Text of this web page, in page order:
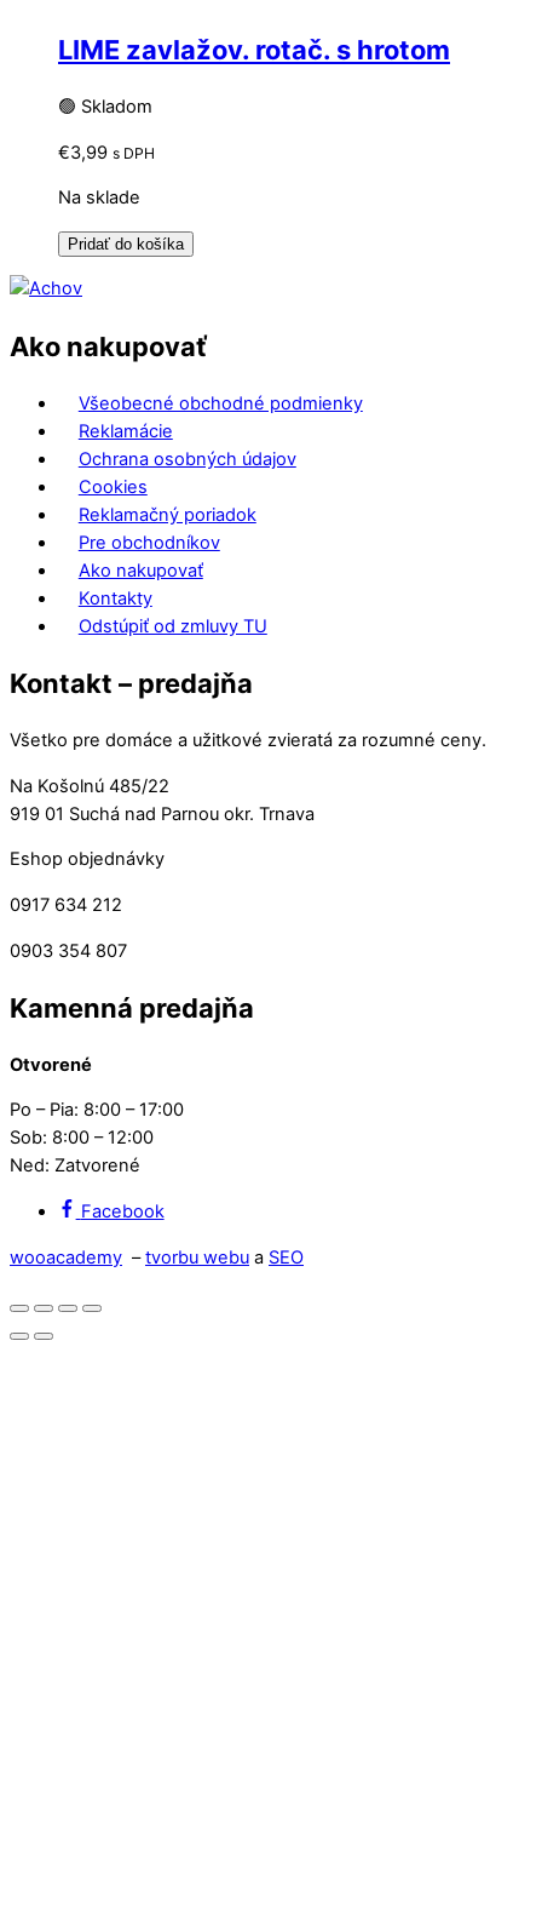
LIME zavlažov. rotač. s hrotom
🟢 Skladom
€3,99 s DPH
Na sklade
Pridať do košíka
Ako nakupovať
Všeobecné obchodné podmienky
Reklamácie
Ochrana osobných údajov
Cookies
Reklamačný poriadok
Pre obchodníkov
Ako nakupovať
Kontakty
Odstúpiť od zmluvy TU
Kontakt – predajňa
Všetko pre domáce a užitkové zvieratá za rozumné ceny.
Na Košolnú 485/22
919 01 Suchá nad Parnou okr. Trnava
Eshop objednávky
0917 634 212
0903 354 807
Kamenná predajňa
Otvorené
Po – Pia: 8:00 – 17:00
Sob: 8:00 – 12:00
Ned: Zatvorené
Facebook
wooacademy –tvorbu webu a SEO